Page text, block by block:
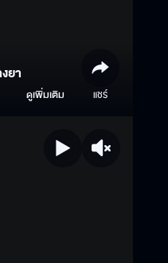
ยา
ดูเพิ่มเติม แชร์